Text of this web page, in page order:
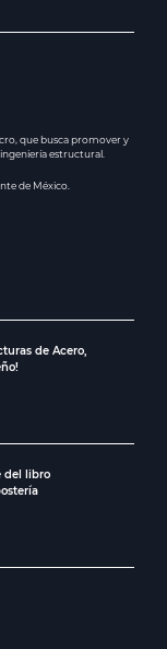
que busca promover y
estructural.
de México.
de Acero,
del libro